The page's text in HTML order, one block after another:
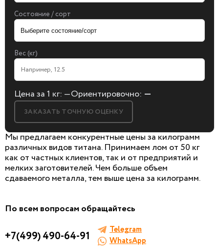
Состояние / сорт
Вес (кг)
Цена за 1 кг: —Ориентировочно: —
ЗАКАЗАТЬ ТОЧНУЮ ОЦЕНКУ
БЕСПЛАТНАЯ КОНСУЛЬТАЦИЯ
И ОЦЕНКА ЛОМА
Заполните форму, мы сами к вам позвоним!
Мы предлагаем конкурентные цены за килограмм
различных видов титана. Принимаем лом от 50 кг
как от частных клиентов, так и от предприятий и
мелких заготовителей. Чем больше объем
сдаваемого металла, тем выше цена за килограмм.
По всем вопросам обращайтесь
+7(499) 490-64-91
Telegram
WhatsApp